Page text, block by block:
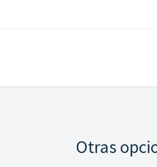
Otras